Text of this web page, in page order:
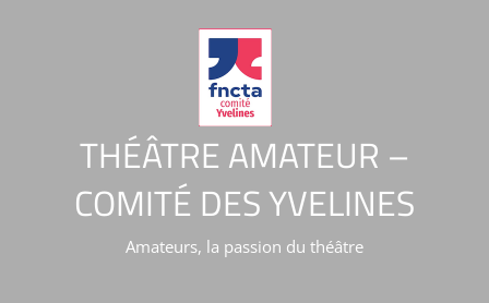
THÉÂTRE AMATEUR –
COMITÉ DES YVELINES
Amateurs, la passion du théâtre